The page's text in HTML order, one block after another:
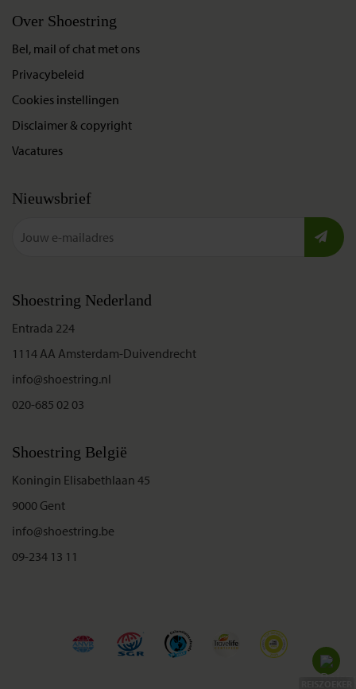
Over Shoestring
Bel, mail of chat met ons
Privacybeleid
Cookies instellingen
Disclaimer & copyright
Vacatures
Nieuwsbrief
Shoestring Nederland
Entrada 224
1114 AA Amsterdam-Duivendrecht
info@shoestring.nl
020-685 02 03
Shoestring België
Koningin Elisabethlaan 45
9000 Gent
info@shoestring.be
09-234 13 11